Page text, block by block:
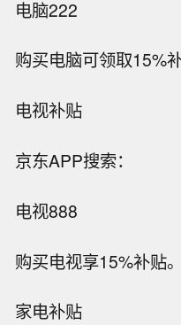
电脑222
购买电脑可领取15%
电视补贴
京东APP搜索：
电视888
购买电视享15%补贴。
家电补贴